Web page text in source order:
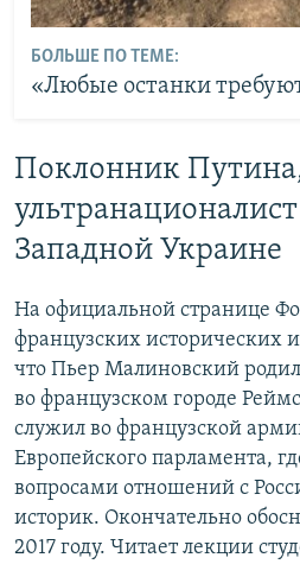
БОЛЬШЕ ПО ТЕМЕ:
«Любые останки
Поклонник
Западной Украине
На официальной странице
французских исторических
что Пьер Малиновский
во французском городе
служил во французской
Европейского парламента,
вопросами отношений с
историк. Окончательно
2017 году. Читает лекции